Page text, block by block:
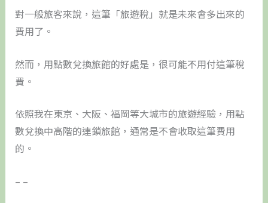
對一般旅客來說，這筆「旅遊稅」就是未來會多出來的
費用了。
然而，用點數兌換旅館的好處是，很可能不用付這筆稅
費。
依照我在東京、大阪、福岡等大城市的旅遊經驗，用點
數兌換中高階的連鎖旅館，通常是不會收取這筆費用
的。
– –